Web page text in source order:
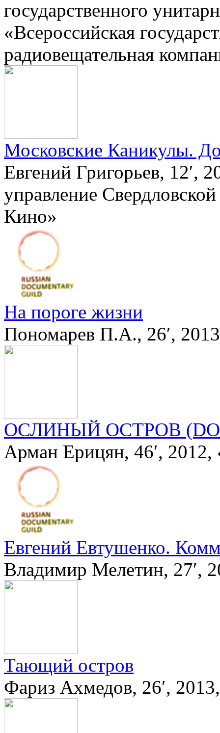
государственного
«Всероссийская
радиовещательная
Московские Каникулы.
Евгений Григорьев, 12′,
управление
Кино»
На пороге жизни
Пономарев П.А., 26′,
ОСЛИНЫЙ ОСТРОВ
Арман Ерицян, 46′, 2012,
Евгений Евтушенко.
Владимир Мелетин, 27′,
Тающий остров
Фариз Ахмедов, 26′,